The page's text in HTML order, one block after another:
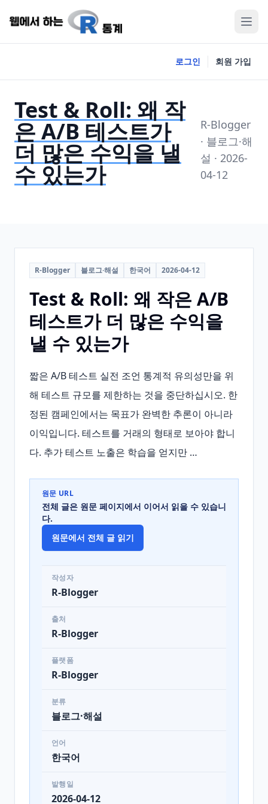
로그인 회원 가입
Test & Roll: 왜 작
은 A/B 테스트가
더 많은 수익을 낼
수 있는가
R-Blogger
· 블로그·해
설 · 2026-
04-12
R-Blogger 블로그·해설 한국어 2026-04-12
Test & Roll: 왜 작은 A/B
테스트가 더 많은 수익을
낼 수 있는가
짧은 A/B 테스트 실전 조언 통계적 유의성만을 위
해 테스트 규모를 제한하는 것을 중단하십시오. 한
정된 캠페인에서는 목표가 완벽한 추론이 아니라
이익입니다. 테스트를 거래의 형태로 보아야 합니
다. 추가 테스트 노출은 학습을 얻지만 …
원문 URL
전체 글은 원문 페이지에서 이어서 읽을 수 있습니
다.
원문에서 전체 글 읽기
작성자
R-Blogger
출처
R-Blogger
플랫폼
R-Blogger
분류
블로그·해설
언어
한국어
발행일
2026-04-12